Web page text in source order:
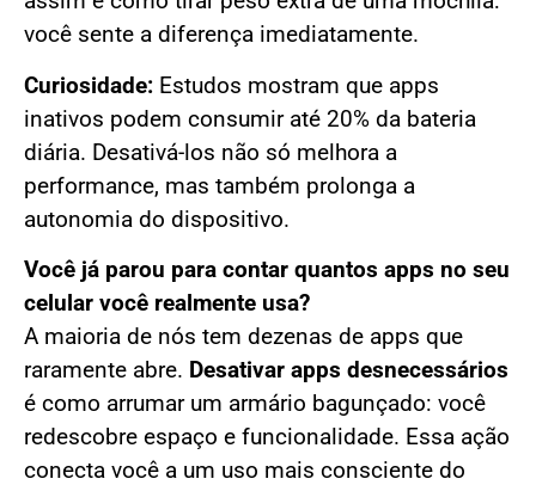
você sente a diferença imediatamente.
Curiosidade: Estudos mostram que apps
inativos podem consumir até 20% da bateria
diária. Desativá-los não só melhora a
performance, mas também prolonga a
autonomia do dispositivo.
Você já parou para contar quantos apps no seu
celular você realmente usa?
A maioria de nós tem dezenas de apps que
raramente abre. Desativar apps desnecessários
é como arrumar um armário bagunçado: você
redescobre espaço e funcionalidade. Essa ação
conecta você a um uso mais consciente do